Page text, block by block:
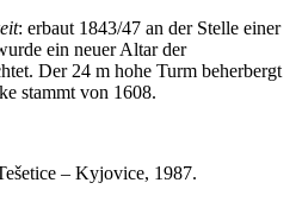
: erbaut 1843/47 an der Stelle einer
ein neuer Altar der
Der 24 m hohe Turm beherbergt
stammt von 1608.
– Kyjovice, 1987.